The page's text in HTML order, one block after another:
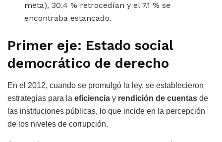
meta), 30.4 % retrocedían y el 7.1 % se
encontraba estancado.
Primer eje: Estado social
democrático de derecho
En el 2012, cuando se promulgó la ley, se establecieron
estrategias para la eficiencia y rendición de cuentas de
las instituciones públicas, lo que incide en la percepción
de los niveles de corrupción.